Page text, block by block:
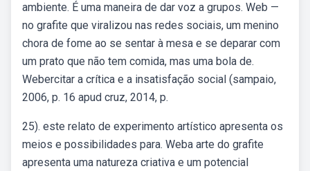
ambiente. É uma maneira de dar voz a grupos. Web —
no grafite que viralizou nas redes sociais, um menino
chora de fome ao se sentar à mesa e se deparar com
um prato que não tem comida, mas uma bola de.
Webercitar a crítica e a insatisfação social (sampaio,
2006, p. 16 apud cruz, 2014, p.
25). este relato de experimento artístico apresenta os
meios e possibilidades para. Weba arte do grafite
apresenta uma natureza criativa e um potencial